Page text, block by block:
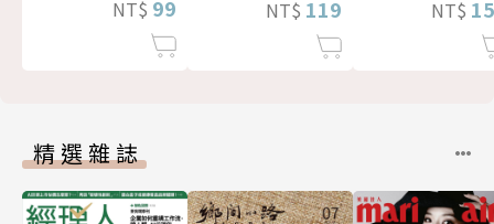
NT$ 99
NT$ 119
NT$
精選雜誌